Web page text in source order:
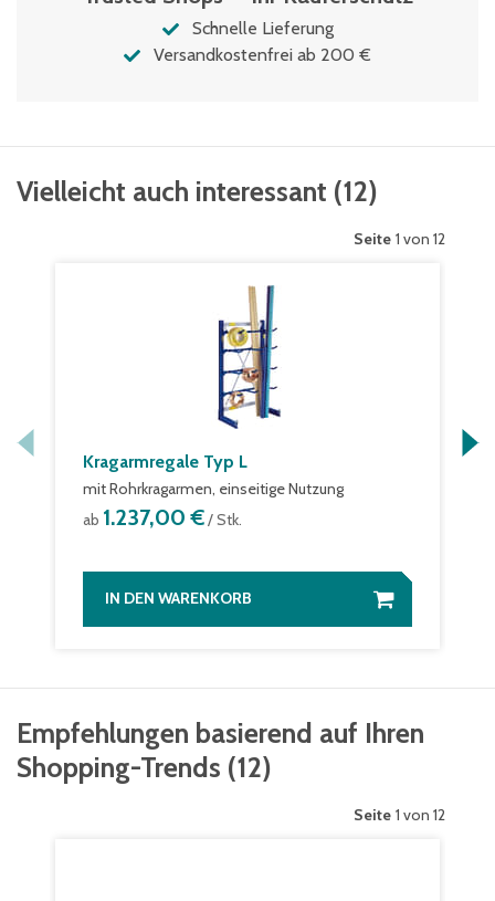
Schnelle Lieferung
Versandkostenfrei ab 200 €
Vielleicht auch interessant (12)
Seite 1 von 12
Kragarmregale Typ L
mit Rohrkragarmen, einseitige Nutzung
ab 1.237,00 €/ Stk.
IN DEN WARENKORB
Empfehlungen basierend auf Ihren
Shopping-Trends (12)
Seite 1 von 12